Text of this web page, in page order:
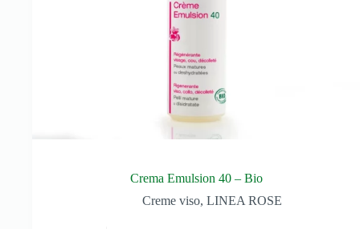
Crema Emulsion 40 – Bio
Creme viso, LINEA ROSE